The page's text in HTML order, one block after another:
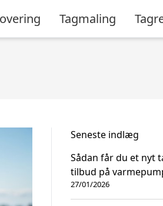
Tagmaling
Seneste indlæg
Sådan får du et nyt
tilbud på
27/01/2026